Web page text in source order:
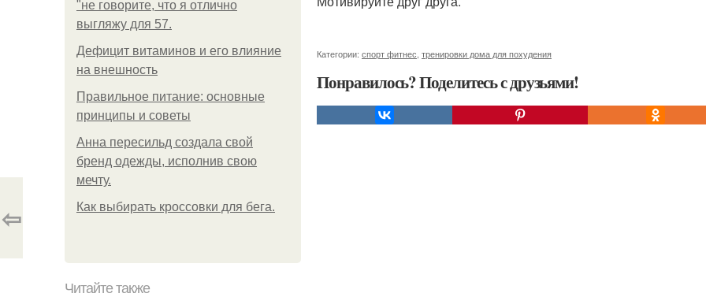
"не говорите, что я отлично
выгляжу для 57.
Дефицит витаминов и его влияние
на внешность
Правильное питание: основные
принципы и советы
Анна пересильд создала свой
бренд одежды, исполнив свою
мечту.
Как выбирать кроссовки для бега.
Категории: спорт фитнес тренировки дома для похудения
Понравилось? Поделитесь с друзьями!
⇦
Читайте также